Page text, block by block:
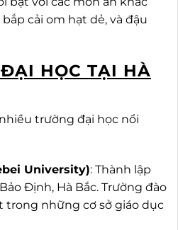
cải om hạt dẻ, và đậu
HỌC TẠI HÀ
trường đại học nổi
University): Thành lập
Định, Hà Bắc. Trường đào
trong những cơ sở giáo dục